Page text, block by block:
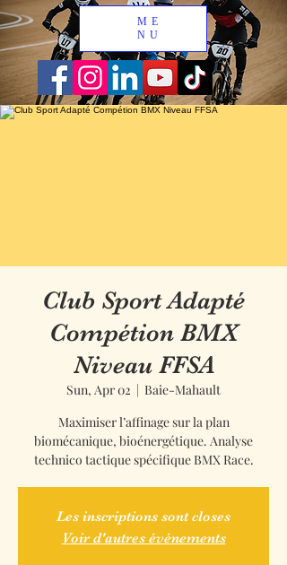
ME
NU
Club Sport Adapté
Compétion BMX
Niveau FFSA
Sun, Apr 02
  |
Baie-Mahault
Maximiser l’affinage sur la plan
biomécanique, bioénergétique. Analyse
technico tactique spécifique BMX Race.
Les inscriptions sont closes
Voir d'autres événements